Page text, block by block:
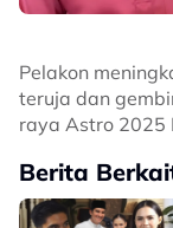
Pelakon
teruja dan
raya Astro 2025
Berita